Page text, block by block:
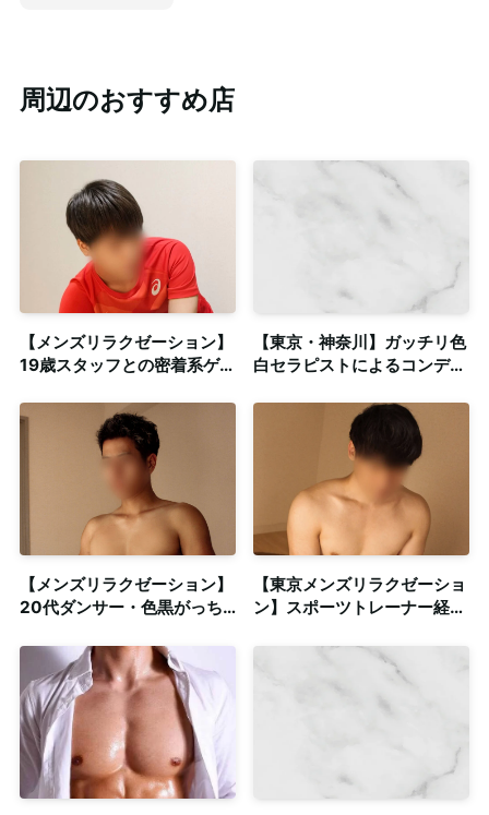
周辺のおすすめ店
【メンズリラクゼーション】
19歳スタッフとの密着系ゲイ
室も完備
【東京・神奈川】ガッチリ色
白セラピストによるコンディ
室・出張対応
【メンズリラクゼーション】
20代ダンサー・色黒がっち
ジ◎清潔感のある個室も完備
【東京メンズリラクゼーショ
ン】スポーツトレーナー経験
トレッチ◎個室・出張対応